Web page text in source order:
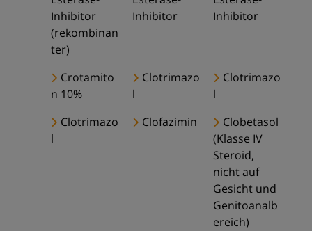
Inhibitor
(rekombinan
ter)
Inhibitor
Inhibitor
Crotamito
n 10%
Clotrimazo
l
Clotrimazo
l
Clotrimazo
l
Clofazimin
Clobetasol
(Klasse IV
Steroid,
nicht auf
Gesicht und
Genitoanalb
ereich)